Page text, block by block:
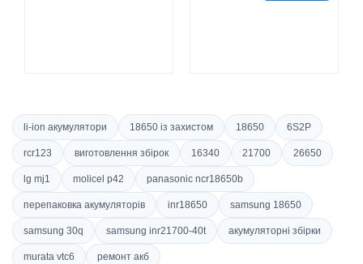
li-ion акумулятори 18650 із захистом 18650 6S2P
rcr123 виготовлення збірок 16340 21700 26650
lg mj1 molicel p42 panasonic ncr18650b
перепаковка акумуляторів inr18650 samsung 18650
samsung 30q samsung inr21700-40t акумуляторні збірки
murata vtc6 ремонт акб